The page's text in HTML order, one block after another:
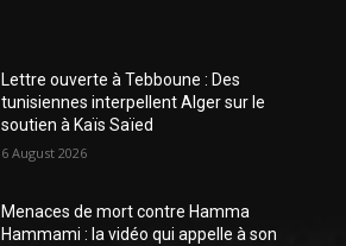
Lettre ouverte à Tebboune : Des
tunisiennes interpellent Alger sur le
soutien à Kaïs Saïed
6 August 2026
Menaces de mort contre Hamma
Hammami : la vidéo qui appelle à son